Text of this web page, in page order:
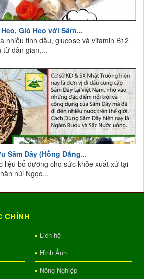
Giò Heo với Sâm...
nhiều tinh dầu, glucose và vitamin B12
từ dân gian,...
Sâm Dây (Hồng Đẳng...
liệu bổ dưỡng cho sức khỏe xuất xứ tại
núi Ngọc...
CHÍNH
Liên hệ
Hình Ảnh
Nông Nghiệp